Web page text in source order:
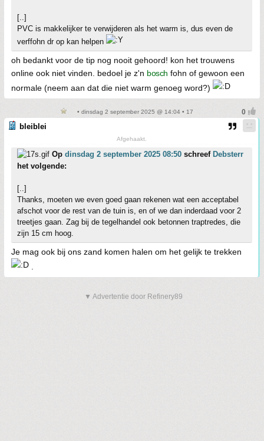
[..]
PVC is makkelijker te verwijderen als het warm is, dus even de
verffohn dr op kan helpen
oh bedankt voor de tip nog nooit gehoord! kon het trouwens
online ook niet vinden. bedoel je z'n bosch fohn of gewoon een
normale (neem aan dat die niet warm genoeg word?)
• dinsdag 2 september 2025 @ 14:04 • 17
bleiblei
Afgehaakt.
Op dinsdag 2 september 2025 08:50 schreef Debsterr
het volgende:
[..]
Thanks, moeten we even goed gaan rekenen wat een acceptabel
afschot voor de rest van de tuin is, en of we dan inderdaad voor 2
treetjes gaan. Zag bij de tegelhandel ook betonnen traptredes, die
zijn 15 cm hoog.
Je mag ook bij ons zand komen halen om het gelijk te trekken
▼ Advertentie door Refinery89